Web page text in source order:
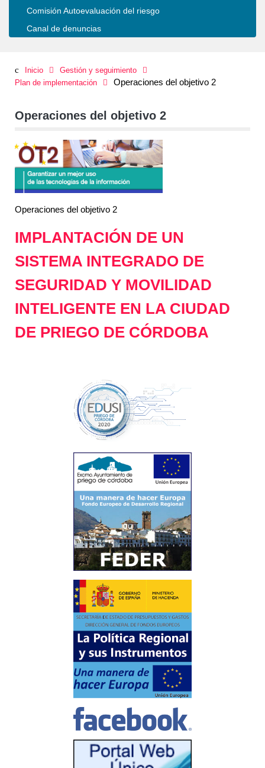
Comisión Autoevaluación del riesgo
Canal de denuncias
Inicio
Gestión y seguimiento
Plan de implementación
Operaciones del objetivo 2
Operaciones del objetivo 2
Operaciones del objetivo 2
IMPLANTACIÓN DE UN
SISTEMA INTEGRADO DE
SEGURIDAD Y MOVILIDAD
INTELIGENTE EN LA CIUDAD
DE PRIEGO DE CÓRDOBA